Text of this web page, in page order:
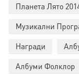
Планета Лято
Музикални
Награди
Албуми Фолклор